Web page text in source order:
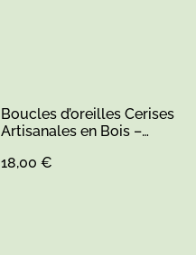
Boucles d’oreilles Cerises
Artisanales en Bois –
18,00 €